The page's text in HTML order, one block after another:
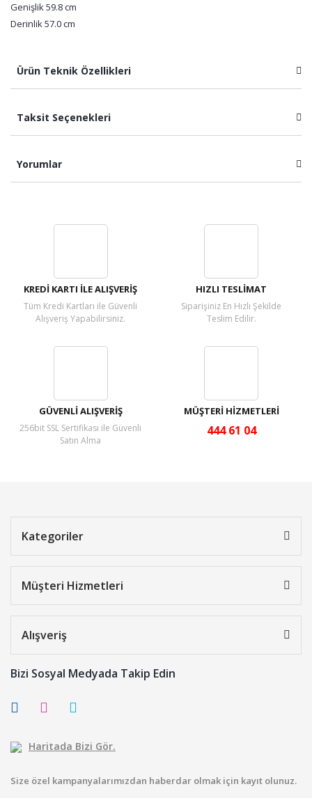
Genişlik 59.8 cm
Derinlik 57.0 cm
Ürün Teknik Özellikleri
Taksit Seçenekleri
Yorumlar
KREDİ KARTI İLE ALIŞVERİŞ
Tüm Kredi Kartları ile Güvenli
Alışveriş Yapabilirsiniz.
HIZLI TESLİMAT
Siparişiniz En Hızlı Şekilde
Teslim Edilir.
GÜVENLİ ALIŞVERİŞ
256bit SSL Sertifikası ile Güvenli
Satın Alma
MÜŞTERİ HİZMETLERİ
444 61 04
Kategoriler
Müşteri Hizmetleri
Alışveriş
Bizi Sosyal Medyada Takip Edin
Haritada Bizi Gör.
Size özel kampanyalarımızdan haberdar olmak için kayıt olunuz.